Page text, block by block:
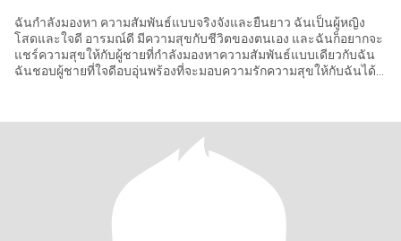
ฉันกำลังมองหา ความสัมพันธ์แบบจริงจังและยืนยาว ฉันเป็นผู้หญิง
โสดและใจดี อารมณ์ดี มีความสุขกับชีวิตของตนเอง และฉันก็อยากจะ
แชร์ความสุขให้กับผู้ชายที่กำลังมองหาความสัมพันธ์แบบเดียวกับฉัน
ฉันชอบผู้ชายที่ใจดีอบอุ่นพร้องที่จะมอบความรักความสุขให้กับฉันได้